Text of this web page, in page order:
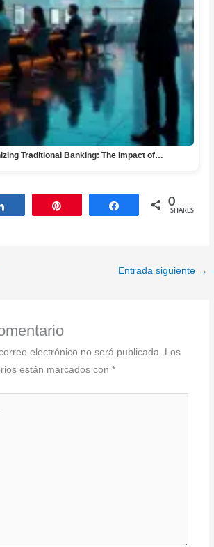
Traditional Banking: The Impact of…
Share 0
SHARES
Entrada siguiente →
electrónico no será publicada. Los
están marcados con *